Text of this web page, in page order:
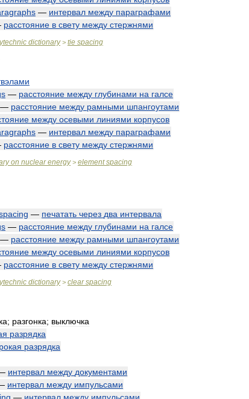
— интервал между параграфами
расстояние в свету между стержнями
dictionary> tie spacing
— расстояние между глубинами на галсе
— расстояние между рамными шпангоутами
между осевыми линиями корпусов
— интервал между параграфами
расстояние в свету между стержнями
on nuclear energy> element spacing
— печатать через два интервала
— расстояние между глубинами на галсе
— расстояние между рамными шпангоутами
между осевыми линиями корпусов
расстояние в свету между стержнями
dictionary> clear spacing
; разгонка; выключка
разрядка
разрядка
интервал между документами
интервал между импульсами